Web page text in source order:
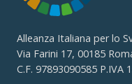
Alleanza Italiana per lo
Via Farini 17, 00185
C.F. 97893090585 P.IVA